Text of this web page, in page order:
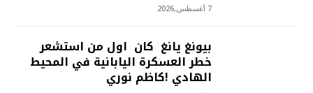
7 أغسطس,2026
بيونغ يانغ كان اول من استشعر
خطر العسكرة اليابانية في المحيط
الهادي !كاظم نوري